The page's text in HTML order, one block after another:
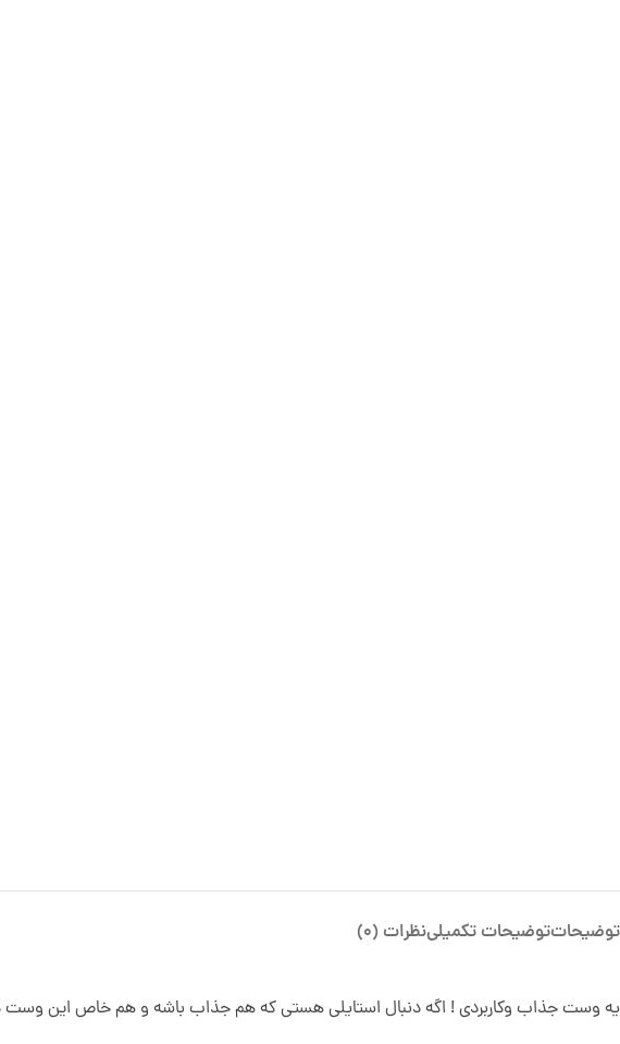
توضیحاتتوضیحات تکمیلینظرات (0)
یه وست جذاب وکاربردی ! اگه دنبال استایلی هستی که هم جذاب باشه و هم خاص این وست